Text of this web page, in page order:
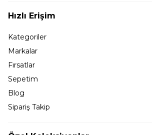
Hızlı Erişim
Kategoriler
Markalar
Fırsatlar
Sepetim
Blog
Sipariş Takip